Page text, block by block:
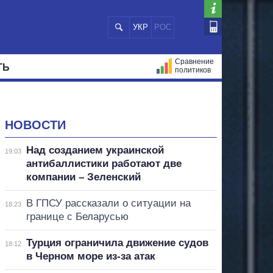
УКР РОС
Сравнение
политиков
НОВОСТИ
19:03
Над созданием украинской
антибаллистики работают две
компании – Зеленский
18:23
В ГПСУ рассказали о ситуации на
границе с Беларусью
18:12
Турция ограничила движение судов
в Черном море из-за атак